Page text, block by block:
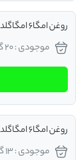
روغن امگا6 امگاگلد(10 لیتری)
موجودی : 20 گالن
روغن امگا6 امگاگلد(15 لیتری)
موجودی : 13 گالن